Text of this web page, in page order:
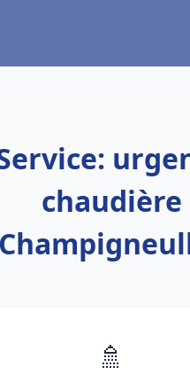
chaudière
🚿